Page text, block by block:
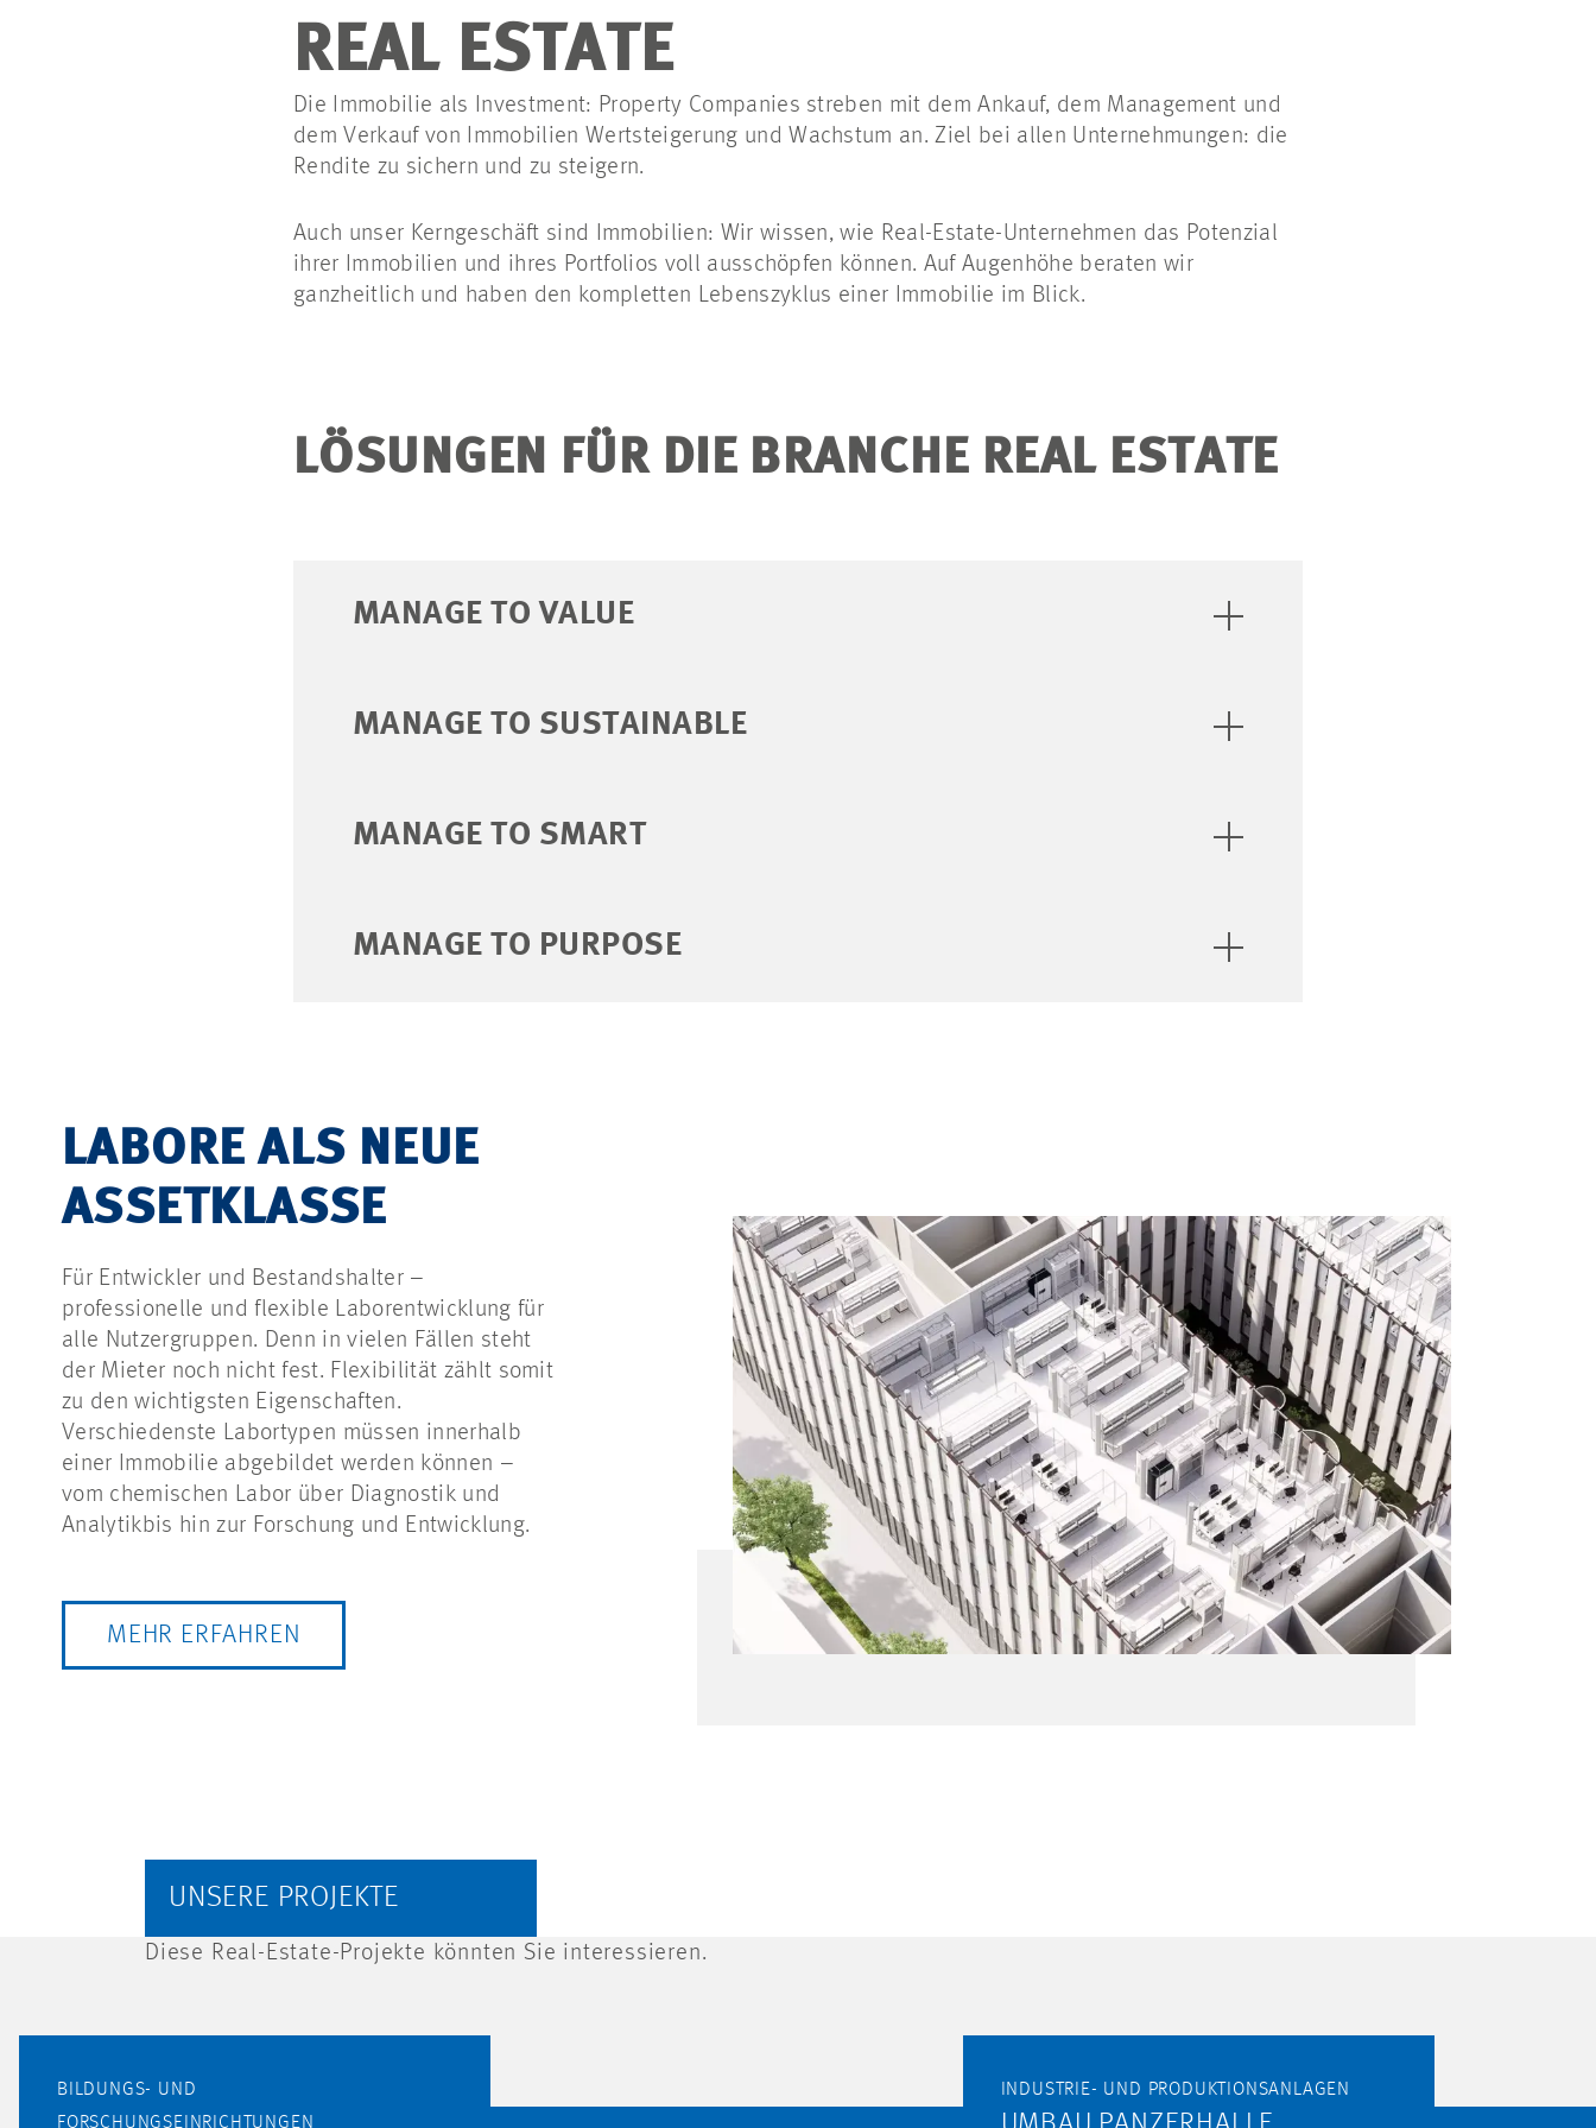
REAL ESTATE
Die Immobilie als Investment: Property Companies streben mit dem Ankauf, dem Management und
dem Verkauf von Immobilien Wertsteigerung und Wachstum an. Ziel bei allen Unternehmungen: die
Rendite zu sichern und zu steigern.
Auch unser Kerngeschäft sind Immobilien: Wir wissen, wie Real-Estate-Unternehmen das Potenzial
ihrer Immobilien und ihres Portfolios voll ausschöpfen können. Auf Augenhöhe beraten wir
ganzheitlich und haben den kompletten Lebenszyklus einer Immobilie im Blick.
LÖSUNGEN FÜR DIE BRANCHE REAL ESTATE
MANAGE TO VALUE
MANAGE TO SUSTAINABLE
MANAGE TO SMART
MANAGE TO PURPOSE
LABORE ALS NEUE
ASSETKLASSE
Für Entwickler und Bestandshalter –
professionelle und flexible Laborentwicklung für
alle Nutzergruppen. Denn in vielen Fällen steht
der Mieter noch nicht fest. Flexibilität zählt somit
zu den wichtigsten Eigenschaften.
Verschiedenste Labortypen müssen innerhalb
einer Immobilie abgebildet werden können –
vom chemischen Labor über Diagnostik und
Analytikbis hin zur Forschung und Entwicklung.
MEHR ERFAHREN
UNSERE PROJEKTE
Diese Real-Estate-Projekte könnten Sie interessieren.
BILDUNGS- UND
FORSCHUNGSEINRICHTUNGEN
INDUSTRIE- UND PRODUKTIONSANLAGEN